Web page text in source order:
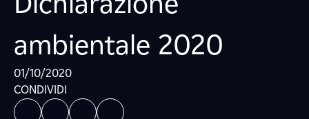
ambientale 2020
01/10/2020
CONDIVIDI